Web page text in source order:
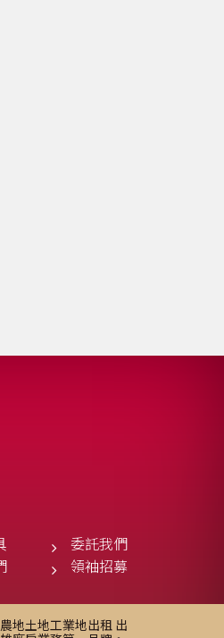
委託我們
領袖招募
地土地工業地出租 出